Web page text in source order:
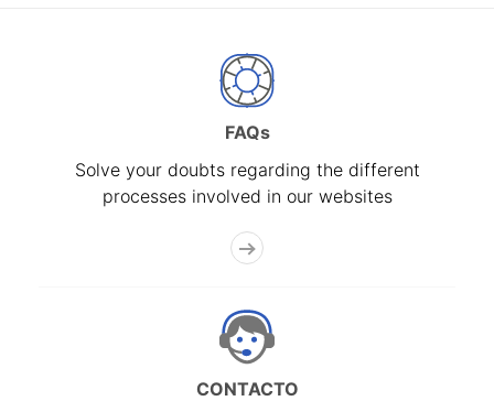
FAQs
Solve your doubts regarding the different
processes involved in our websites
CONTACTO